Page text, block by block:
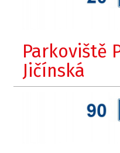
Parkoviště
Jičínská